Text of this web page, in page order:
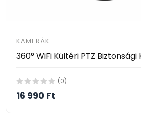
KAMERÁK
(0)
16 990 Ft